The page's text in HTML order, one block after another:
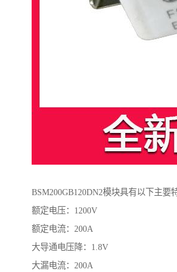
BSM200GB120DN2模块具有以下主要
额定电压：1200V
额定电流：200A
大导通电压降：1.8V
大漏电流：200A